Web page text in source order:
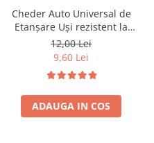
Cheder Auto Universal de
Etanșare Uși rezistent la
intemperii, raze UV,
îmbătrânire și temperaturi
extreme
12,00 Lei
9,60 Lei
ADAUGA IN COS